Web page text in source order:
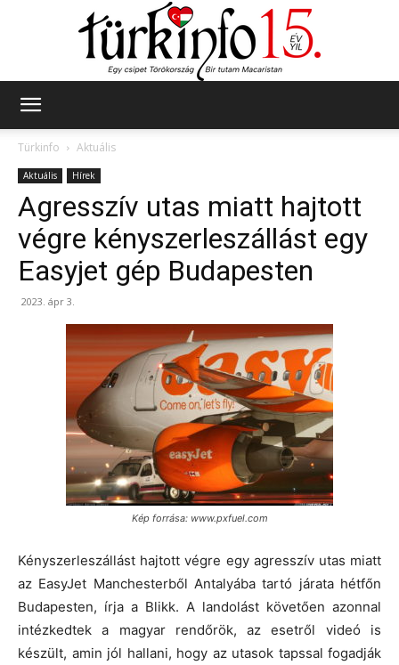
Türkinfo
Aktuális
Aktuális Hírek
Agresszív utas miatt hajtott
végre kényszerleszállást egy
Easyjet gép Budapesten
2023. ápr 3.
Kép forrása: www.pxfuel.com
Kényszerleszállást hajtott végre egy agresszív utas miatt
az EasyJet Manchesterből Antalyába tartó járata hétfőn
Budapesten, írja a Blikk. A landolást követően azonnal
intézkedtek a magyar rendőrök, az esetről videó is
készült, amin jól hallani, hogy az utasok tapssal fogadják